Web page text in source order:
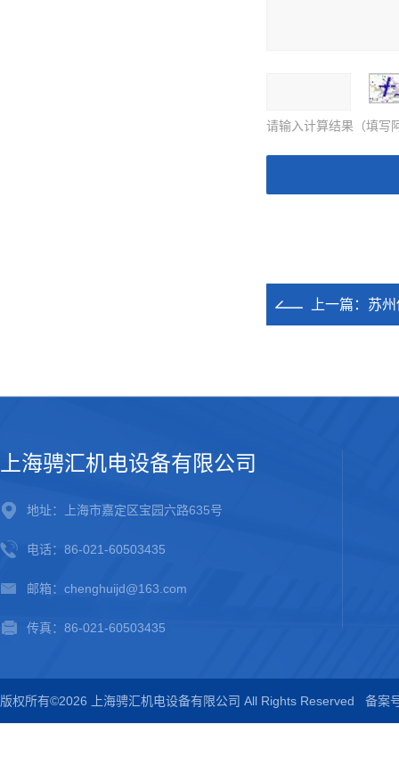
请输入计算结果（填写
上一篇： 苏
上海骋汇机电设备有限公司
地址：上海市嘉定区宝园六路635号
电话：86-021-60503435
邮箱：chenghuijd@163.com
传真：86-021-60503435
版权所有©2026 上海骋汇机电设备有限公司 All Rights Reserved 备案